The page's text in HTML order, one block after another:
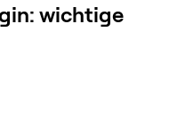
wichtige